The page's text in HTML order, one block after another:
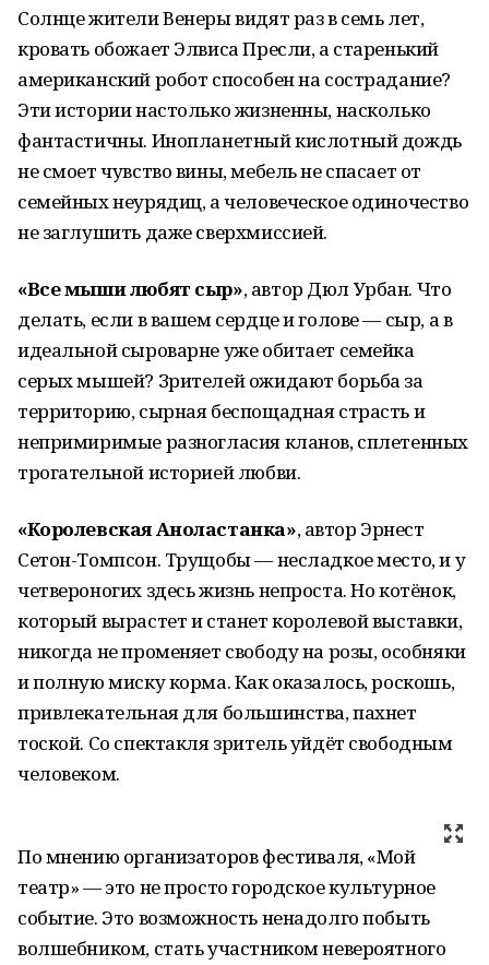
Солнце жители Венеры видят раз в семь лет,
кровать обожает Элвиса Пресли, а старенький
американский робот способен на сострадание?
Эти истории настолько жизненны, насколько
фантастичны. Инопланетный кислотный дождь
не смоет чувство вины, мебель не спасает от
семейных неурядиц, а человеческое одиночество
не заглушить даже сверхмиссией.
«Все мыши любят сыр», автор Дюл Урбан. Что
делать, если в вашем сердце и голове — сыр, а в
идеальной сыроварне уже обитает семейка
серых мышей? Зрителей ожидают борьба за
территорию, сырная беспощадная страсть и
непримиримые разногласия кланов, сплетенных
трогательной историей любви.
«Королевская Аноластанка», автор Эрнест
Сетон-Томпсон. Трущобы — несладкое место, и у
четвероногих здесь жизнь непроста. Но котёнок,
который вырастет и станет королевой выставки,
никогда не променяет свободу на розы, особняки
и полную миску корма. Как оказалось, роскошь,
привлекательная для большинства, пахнет
тоской. Со спектакля зритель уйдёт свободным
человеком.
По мнению организаторов фестиваля, «Мой
театр» — это не просто городское культурное
событие. Это возможность ненадолго побыть
волшебником, стать участником невероятного